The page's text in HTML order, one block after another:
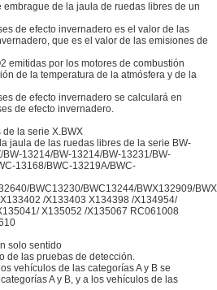
de la jaula de ruedas libres de un
de efecto invernadero es el valor de las
que es el valor de las emisiones de
emitidas por los motores de combustión
de la temperatura de la atmósfera y de la
de efecto invernadero se calculará en
de efecto invernadero.
de la serie X.BWX
jaula de las ruedas libres de la serie BW-
13214/BW-13214/BW-13231/BW-
13168/BWC-13219A/BWC-
BWC13230/BWC13244/BWX132909/
/X133403 X134398 /X134954/
X135052 /X135067 RC061008
solo sentido
de las pruebas de detección.
vehículos de las categorías A y B se
A y B, y a los vehículos de las